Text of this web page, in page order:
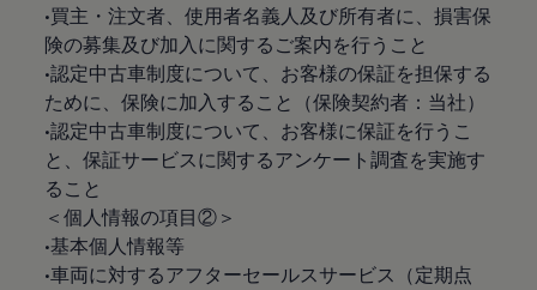
•買主・注文者、使用者名義人及び所有者に、損害保
険の募集及び加入に関するご案内を行うこと
•認定中古車制度について、お客様の保証を担保する
ために、保険に加入すること（保険契約者：当社）
•認定中古車制度について、お客様に保証を行うこ
と、保証サービスに関するアンケート調査を実施す
ること
＜個人情報の項目②＞
•基本個人情報等
•車両に対するアフターセールスサービス（定期点